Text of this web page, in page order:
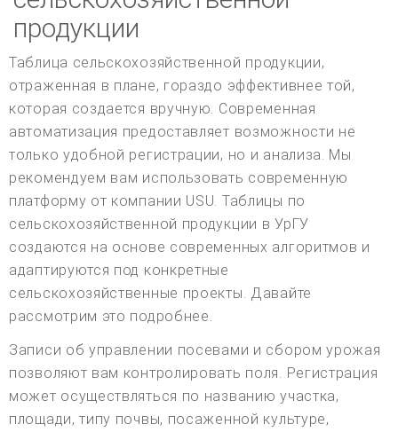
продукции
Таблица сельскохозяйственной продукции,
отраженная в плане, гораздо эффективнее той,
которая создается вручную. Современная
автоматизация предоставляет возможности не
только удобной регистрации, но и анализа. Мы
рекомендуем вам использовать современную
платформу от компании USU. Таблицы по
сельскохозяйственной продукции в УрГУ
создаются на основе современных алгоритмов и
адаптируются под конкретные
сельскохозяйственные проекты. Давайте
рассмотрим это подробнее.
Записи об управлении посевами и сбором урожая
позволяют вам контролировать поля. Регистрация
может осуществляться по названию участка,
площади, типу почвы, посаженной культуре,